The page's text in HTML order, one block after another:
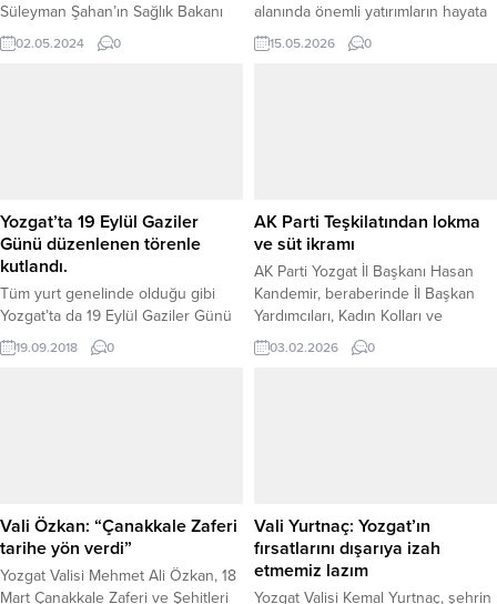
Süleyman Şahan’ın Sağlık Bakanı
Fahrettin Koca ile yaptığı
görüşmeler neticesinde Yozgat’a
02.05.2024 0
alanında önemli yatırımların hayata
geçirildiğini belirterek, son bir
buçuk yıl içerisinde 30’u aşkın okul
sağladığını vurguladı. Yozgat’ta
eğitimden sosyal hizmetlere,
spordan...
15.05.2026 0
Yozgat’ta 19 Eylül Gaziler
Günü düzenlenen törenle
kutlandı.
Tüm yurt genelinde olduğu gibi
Yozgat’ta da 19 Eylül Gaziler Günü
düzenlenen törenle kutlandı.
19.09.2018 0
AK Parti Teşkilatından lokma
ve süt ikramı
AK Parti Yozgat İl Başkanı Hasan
Kandemir, beraberinde İl Başkan
Yardımcıları, Kadın Kolları ve
Gençlik Kolları Başkanlıkları ile
birlikte, Berat Kandili dolayısıyla
pekiştirildi. Camii çıkışında
hemşehrilere lokma ve...
03.02.2026 0
Vali Özkan: “Çanakkale Zaferi
tarihe yön verdi”
Yozgat Valisi Mehmet Ali Özkan, 18
Mart Çanakkale Zaferi ve Şehitleri
Vali Yurtnaç: Yozgat’ın
fırsatlarını dışarıya izah
etmemiz lazım
Yozgat Valisi Kemal Yurtnaç, şehrin